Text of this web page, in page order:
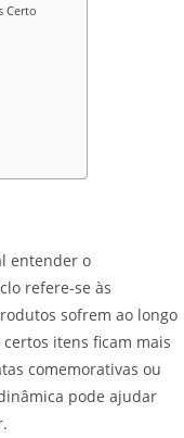
Certo
entender o
refere-se às
sofrem ao longo
itens ficam mais
comemorativas ou
pode ajudar